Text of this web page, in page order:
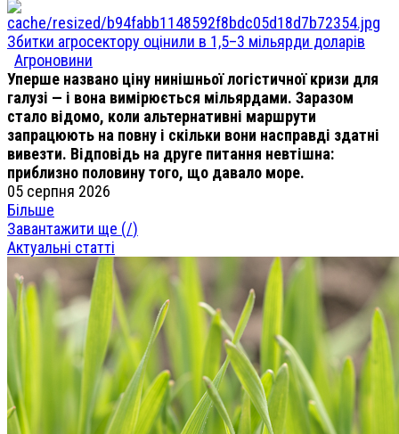
Збитки агросектору оцінили в 1,5–3 мільярди доларів
Агроновини
Уперше названо ціну нинішньої логістичної кризи для
галузі — і вона вимірюється мільярдами. Заразом
стало відомо, коли альтернативні маршрути
запрацюють на повну і скільки вони насправді здатні
вивезти. Відповідь на друге питання невтішна:
приблизно половину того, що давало море.
05 серпня 2026
Більше
Завантажити ще (/)
Актуальні статті